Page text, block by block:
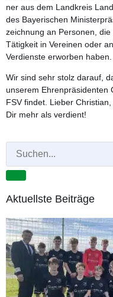
ner aus dem Land­kreis
des Baye­ri­schen
zeich­nung an Per­so­nen,
Tätig­keit in Ver­ei­nen oder
Ver­diens­te erwor­ben haben.
Wir sind sehr stolz dar­auf,
unse­rem Ehren­prä­si­den­ten
FSV fin­det. Lie­ber
Dir mehr als verdient!
Aktuellste Beiträge